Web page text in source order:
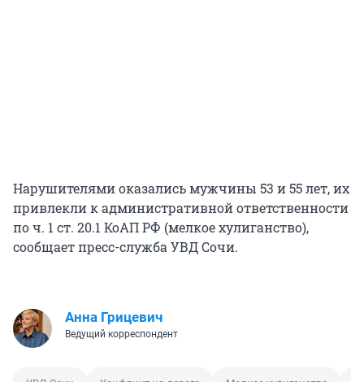
Нарушителями оказались мужчины 53 и 55 лет, их
привлекли кадминистративной ответственности
по ч. 1 ст. 20.1 КоАП РФ (мелкое хулиганство),
сообщает пресс-служба УВД Сочи.
Анна Грицевич
Ведущий корреспондент